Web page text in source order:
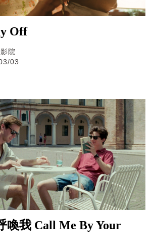
Off
院
03
喚我 Call Me By Your